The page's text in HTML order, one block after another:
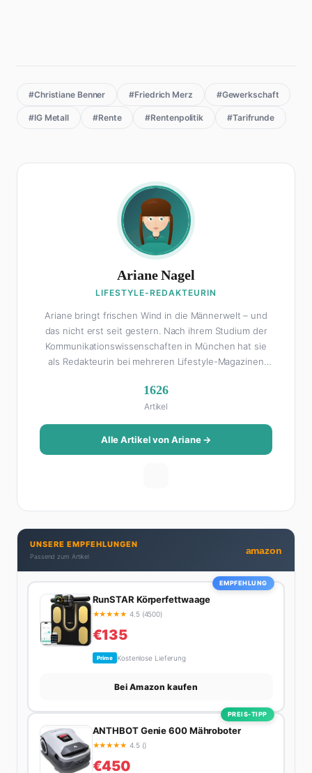
#Christiane Benner #Friedrich Merz #Gewerkschaft
#IG Metall #Rente #Rentenpolitik #Tarifrunde
Ariane Nagel
LIFESTYLE-REDAKTEURIN
Ariane bringt frischen Wind in die Männerwelt – und
das nicht erst seit gestern. Nach ihrem Studium der
Kommunikationswissenschaften in München hat sie
als Redakteurin bei mehreren Lifestyle-Magazinen
Als Lifestyle-Redakteurin schreibt sie über alles, was
das Leben schöner macht: von Interior Design und
Reise-Tipps über Food-Trends bis hin zu
Beziehungsratgebern, die auch Männer gerne lesen.
Ihre Geheimwaffe: Sie weiß genau, was Frauen an
Brunch-Spot der Stadt. Ihre Interior-Tipps basieren
auf echter Erfahrung – ihre Wohnung wurde schon
zweimal in Design-Blogs gefeatured.
1626
Artikel
Alle Artikel von Ariane →
UNSERE EMPFEHLUNGEN
Passend zum Artikel
amazon
EMPFEHLUNG
RunSTAR Körperfettwaage
★★★★★ 4.5 (4500)
€135
Prime Kostenlose Lieferung
Bei Amazon kaufen
PREIS-TIPP
ANTHBOT Genie 600 Mähroboter
★★★★★ 4.5 ()
€450